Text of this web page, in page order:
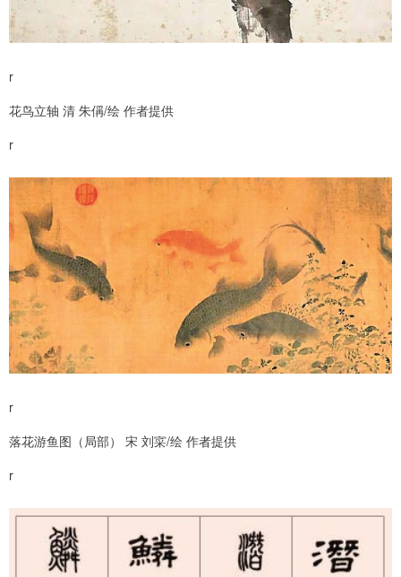
r
花鸟立轴 清 朱偁/绘 作者提供
r
r
落花游鱼图（局部） 宋 刘寀/绘 作者提供
r